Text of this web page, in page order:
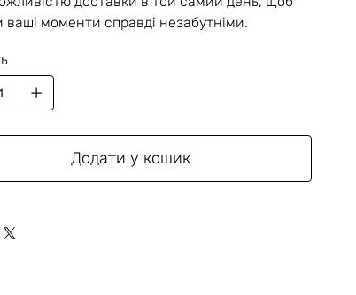
ваші моменти справді незабутніми.
Додати у кошик